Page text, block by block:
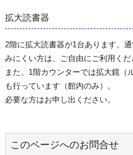
拡大読書器
2階に拡大読書器が1台あります。
みにくい方は、ご自由にご利用くだ
また、1階カウンターでは拡大鏡（
も行っています（館内のみ）。
必要な方はお申し出ください。
このページへのお問合せ